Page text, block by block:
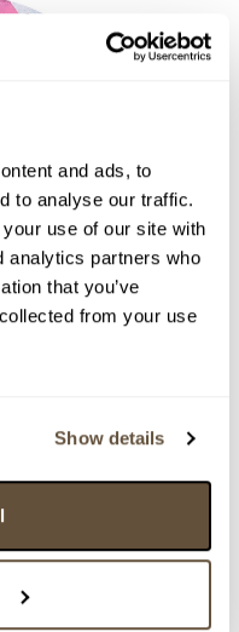
and ads, to
to analyse our traffic.
use of our site with
analytics partners who
that you’ve
from your use
Show details